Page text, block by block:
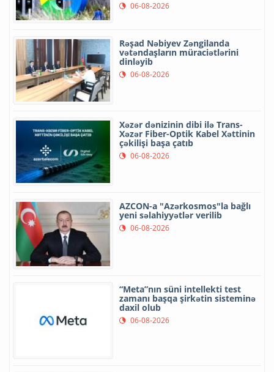
06-08-2026
Rəşad Nəbiyev Zəngilanda
vətəndaşların müraciətlərini
dinləyib
06-08-2026
Xəzər dənizinin dibi ilə Trans-
Xəzər Fiber-Optik Kabel Xəttinin
çəkilişi başa çatıb
06-08-2026
AZCON-a "Azərkosmos"la bağlı
yeni səlahiyyətlər verilib
06-08-2026
“Meta”nın süni intellekti test
zamanı başqa şirkətin sisteminə
daxil olub
06-08-2026